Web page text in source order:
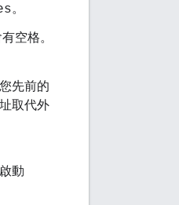
。
空格。
先前的
取代外
動